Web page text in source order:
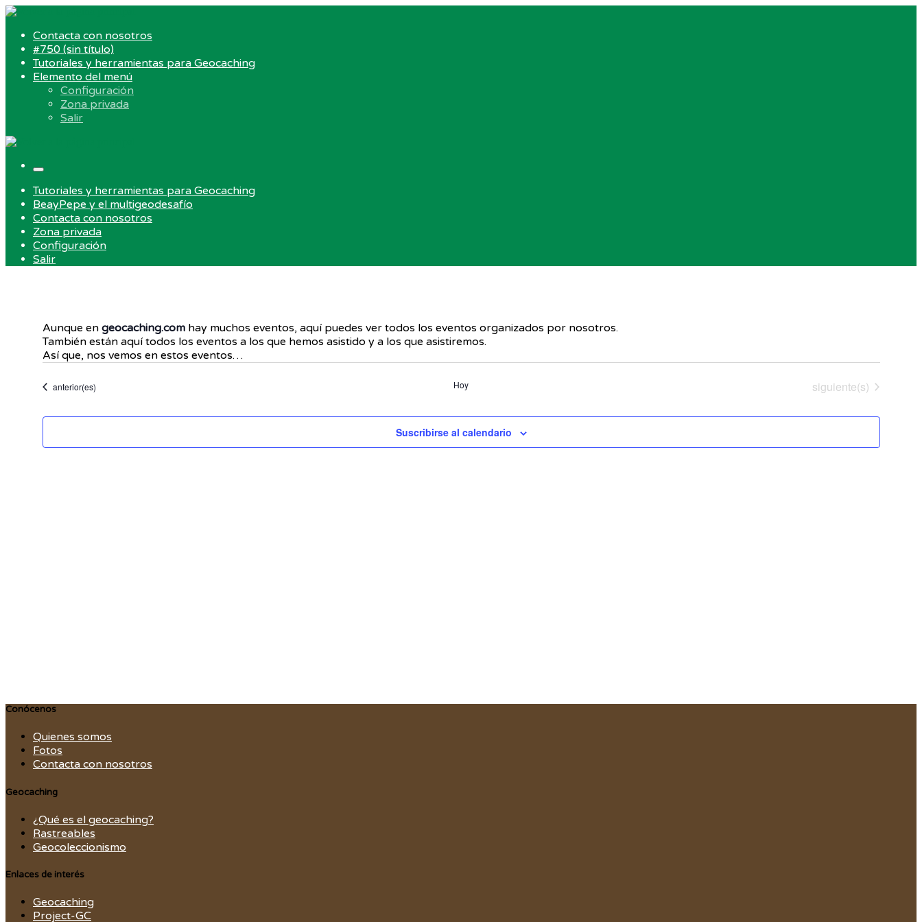
Skip
contentContacta con nosotros
#750 (sin título)
Tutoriales y herramientas para Geocaching
Elemento del menú
Configuración
Zona privada
Salir
Menu
Tutoriales y herramientas para Geocaching
BeayPepe y el multigeodesafío
Contacta con nosotros
Zona privada
Configuración
Salir
Aunque en geocaching.comhay muchos eventos, aquí puedes ver todos los eventos organizados por nosotros.
También están aquí todos los eventos a los que hemos asistido y a los que asistiremos.
Así que, nos vemos en estos eventos…
Eventos
anterior(es) Hoy Eventos
siguiente(s)
Suscribirse al calendario
Conócenos
Quienes somos
Fotos
Contacta con nosotros
Geocaching
¿Qué es el geocaching?
Rastreables
Geocoleccionismo
Enlaces de interés
Geocaching
Project-GC